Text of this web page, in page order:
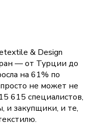
& Design
— от Турции до
на 61% по
не может не
615 специалистов,
и закупщики, и те,